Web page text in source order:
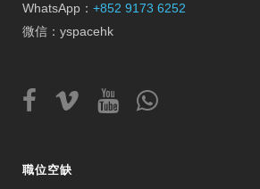
WhatsApp： +852 9173 6252
微信：yspacehk
職位空缺